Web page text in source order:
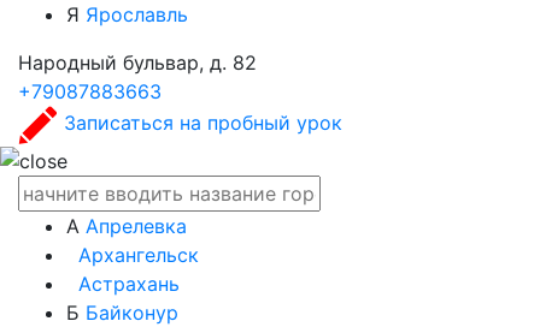
Я Ярославль
Народный бульвар, д. 82
+79087883663
Записаться на пробный урок
А Апрелевка
Архангельск
Астрахань
Б Байконур